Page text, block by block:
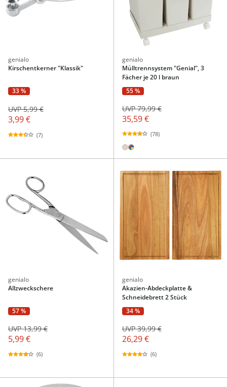
genialo
Kirschentkerner "Klassik"
33 %
3,99 €
UVP 5,99 €
(7)
genialo
Mülltrennsystem "Genial", 3
Fächer je 20 l braun
55 %
35,59 €
UVP 79,99 €
(78)
genialo
Allzweckschere
57 %
5,99 €
UVP 13,99 €
(6)
genialo
Akazien-Abdeckplatte &
Schneidebrett 2 Stück
34 %
26,29 €
UVP 39,99 €
(6)